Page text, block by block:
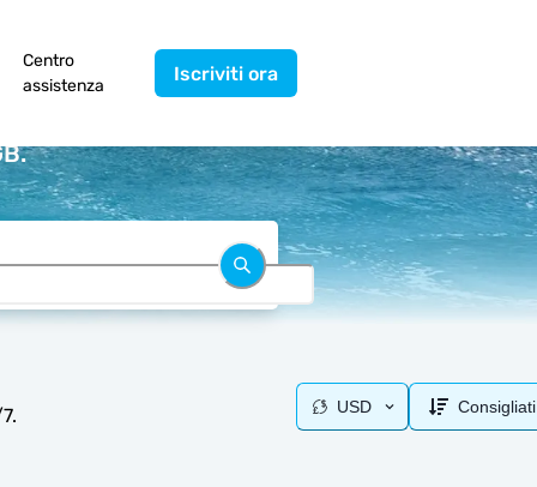
Centro
assistenza
Iscriviti ora
USD Consigliati